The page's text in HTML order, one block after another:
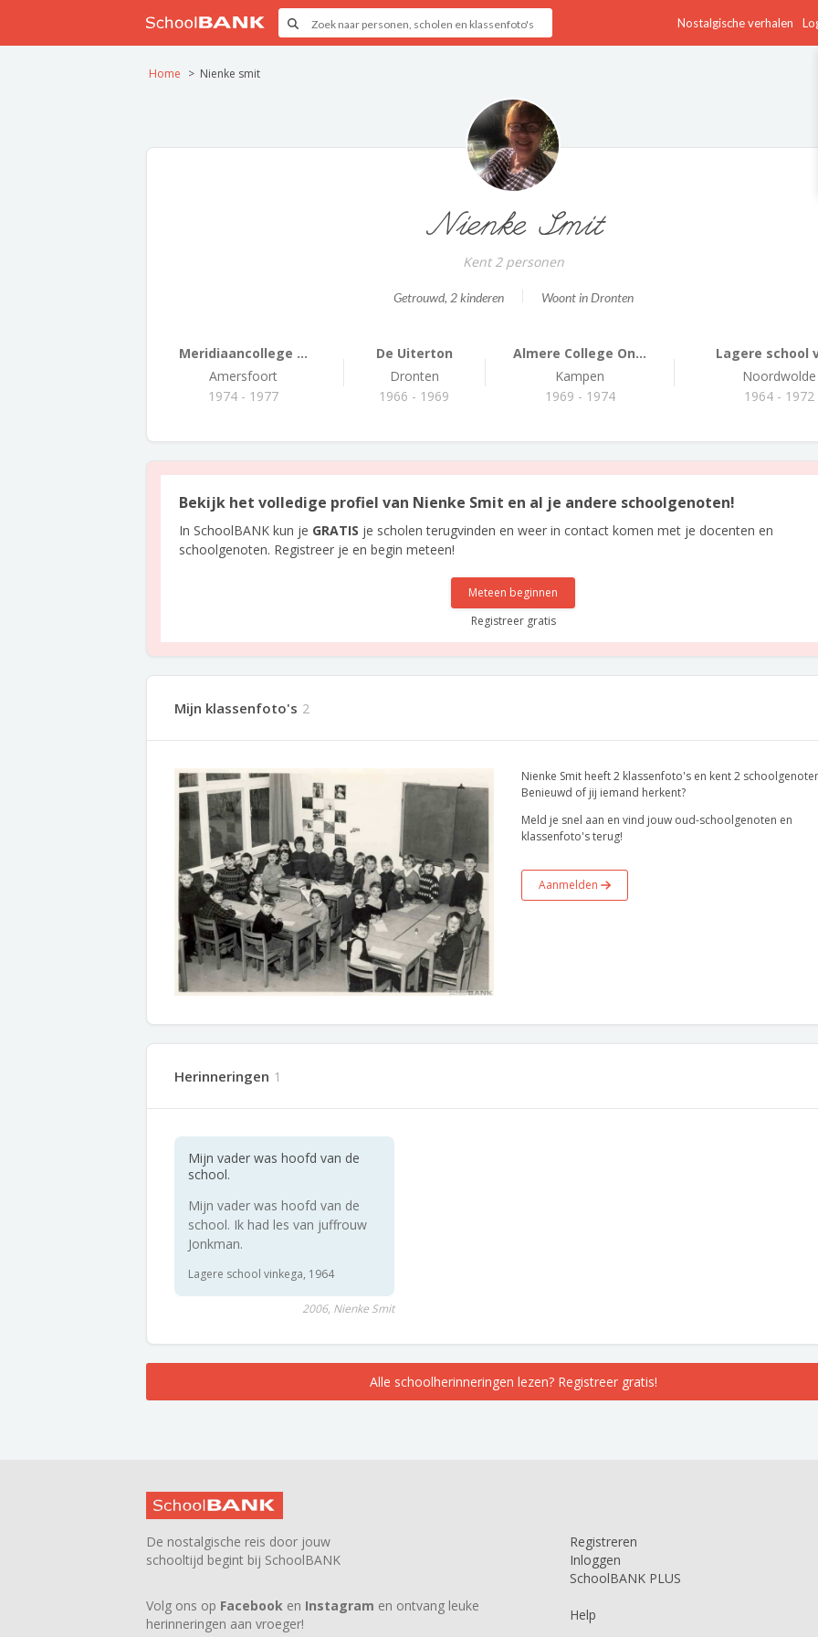
Nostalgische verhalen
Home Nienke smit
Nienke Smit
Kent 2 personen
Getrouwd, 2 kinderen Woont in Dronten
Meridiaancollege ...
Amersfoort
1974 - 1977
De Uiterton
Dronten
1966 - 1969
Almere College On...
Kampen
1969 - 1974
Lagere school
Noordwolde
1964 - 1972
Bekijk het volledige profiel van Nienke Smit en al je andere schoolgenoten!
In SchoolBANK kun je GRATIS je scholen terugvinden en weer in contact komen met je docenten en
schoolgenoten. Registreer je en begin meteen!
Meteen beginnen
Registreer gratis
Mijn klassenfoto's 2
Nienke Smit heeft 2 klassenfoto's en kent 2
Benieuwd of jij iemand herkent?
Meld je snel aan en vind jouw oud-schoolgenoten en
klassenfoto's terug!
Aanmelden
Herinneringen 1
Mijn vader was hoofd van de
school.
Mijn vader was hoofd van de
school. Ik had les van juffrouw
Jonkman.
Lagere school vinkega, 1964
2006, Nienke Smit
Alle schoolherinneringen lezen? Registreer gratis!
De nostalgische reis door jouw
schooltijd begint bij SchoolBANK
Volg ons op Facebook en Instagram en ontvang leuke
herinneringen aan vroeger!
Registreren
Inloggen
SchoolBANK PLUS
Help